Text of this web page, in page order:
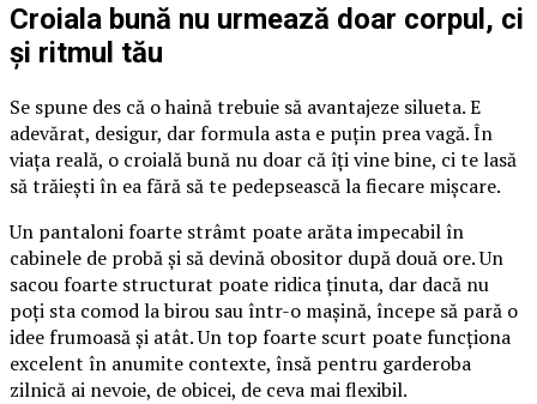
Croiala bună nu urmează doar corpul, ci
și ritmul tău
Se spune des că o haină trebuie să avantajeze silueta. E
adevărat, desigur, dar formula asta e puțin prea vagă. În
viața reală, o croială bună nu doar că îți vine bine, ci te lasă
să trăiești în ea fără să te pedepsească la fiecare mișcare.
Un pantaloni foarte strâmt poate arăta impecabil în
cabinele de probă și să devină obositor după două ore. Un
sacou foarte structurat poate ridica ținuta, dar dacă nu
poți sta comod la birou sau într-o mașină, începe să pară o
idee frumoasă și atât. Un top foarte scurt poate funcționa
excelent în anumite contexte, însă pentru garderoba
zilnică ai nevoie, de obicei, de ceva mai flexibil.